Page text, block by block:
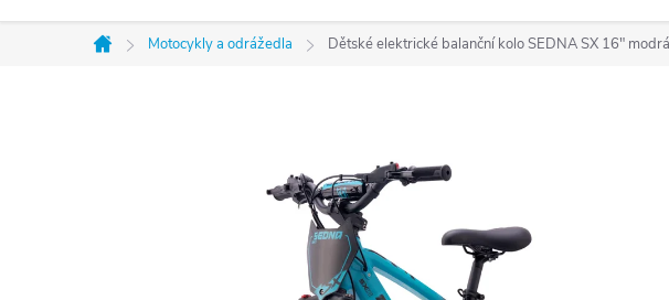
Domů
Motocykly a odrážedla Dětské elektrické balanční kolo SEDNA SX 16" modrá